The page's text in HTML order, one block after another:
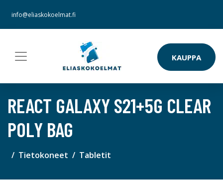
info@eliaskokoelmat.fi
KAUPPA
REACT GALAXY S21+5G CLEAR
POLY BAG
Tietokoneet Tabletit